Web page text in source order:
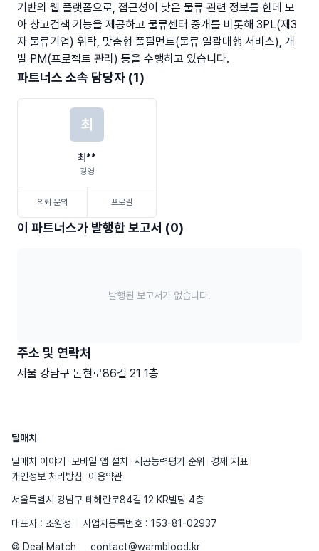
기반의 웹 플랫폼으로, 접근성이 낮은 물류 관련 정보를 한데 모
아 창고검색 기능을 제공하고 물류센터 중개를 비롯해 3PL(제3
자 물류기업) 위탁, 맞춤형 풀필먼트(물류 일괄대행 서비스), 개
발 PM(프로젝트 관리) 등을 수행하고 있습니다.
파트너스 소속 담당자 (1)
최
최**
경영
의뢰 문의 프로필
이 파트너스가 발행한 보고서 (0)
발행된 보고서가 없습니다.
주소 및 연락처
서울 강남구 논현로86길 21 1층
딜매치
딜매치 이야기 모바일 앱 설치 시공능력평가 순위
경제 지표
개인정보 처리방침
이용약관
서울특별시 강남구 테헤란로84길 12 KR빌딩 4층
대표자 : 조원정 사업자등록번호 : 153-81-02937
© Deal Match contact@warmblood.kr